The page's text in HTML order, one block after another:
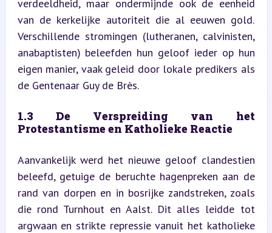
verdeeldheid, maar ondermijnde ook de eenheid
van de kerkelijke autoriteit die al eeuwen gold.
Verschillende stromingen (lutheranen, calvinisten,
anabaptisten) beleefden hun geloof ieder op hun
eigen manier, vaak geleid door lokale predikers als
de Gentenaar Guy de Brès.
1.3 De Verspreiding van het
Protestantisme en Katholieke Reactie
Aanvankelijk werd het nieuwe geloof clandestien
beleefd, getuige de beruchte hagenpreken aan de
rand van dorpen en in bosrijke zandstreken, zoals
die rond Turnhout en Aalst. Dit alles leidde tot
argwaan en strikte repressie vanuit het katholieke